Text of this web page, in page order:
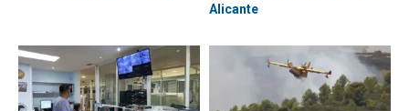
Alicante